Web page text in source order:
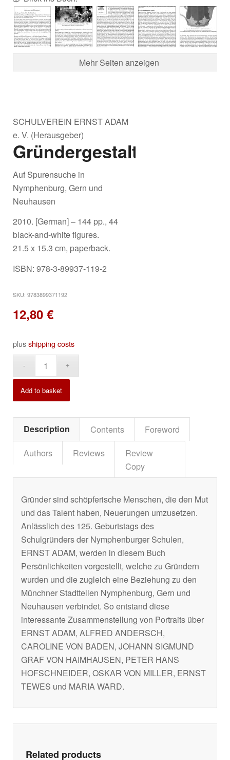
Mehr Seiten anzeigen
SCHULVEREIN ERNST ADAM
e. V. (Herausgeber)
Gründergestalten
Auf Spurensuche in
Nymphenburg, Gern und
Neuhausen
2010. [German] – 144 pp., 44
black-and-white figures.
21.5 x 15.3 cm, paperback.
ISBN: 978-3-89937-119-2
SKU: 9783899371192
12,80 €
plusshipping costs
Add to basket
Description Contents
Foreword
Authors
Reviews
Review
Copy
Gründer sind schöpferische Menschen, die den Mut
und das Talent haben, Neuerungen umzusetzen.
Anlässlich des 125. Geburtstags des
Schulgründers der Nymphenburger Schulen,
ERNST ADAM, werden in diesem Buch
Persönlichkeiten vorgestellt, welche zu Gründern
wurden und die zugleich eine Beziehung zu den
Münchner Stadtteilen Nymphenburg, Gern und
Neuhausen verbindet. So entstand diese
interessante Zusammenstellung von Portraits über
ERNST ADAM, ALFRED ANDERSCH,
CAROLINE VON BADEN, JOHANN SIGMUND
GRAF VON HAIMHAUSEN, PETER HANS
HOFSCHNEIDER, OSKAR VON MILLER, ERNST
TEWES und MARIA WARD.
Related products